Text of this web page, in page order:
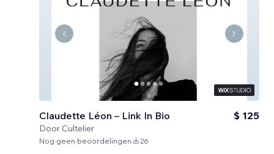
Claudette Léon – Link In Bio
Door Cultelier
$ 125
Nog geen beoordelingen 26